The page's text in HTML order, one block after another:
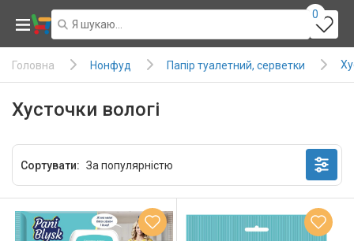
0
Головна Нонфуд Папір туалетний, серветки
Хусточки вологі
Сортувати: